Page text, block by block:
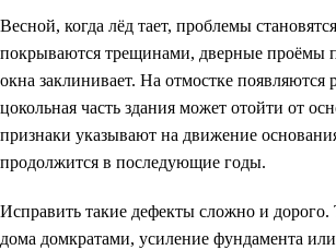
Весной, когда лёд тает, проблемы
покрываются трещинами, дверные проёмы
окна заклинивает. На отмостке появляются
цокольная часть здания может отойти от
признаки указывают на движение
продолжится в последующие годы.
Исправить такие дефекты сложно и дорого.
дома домкратами, усиление фундамента